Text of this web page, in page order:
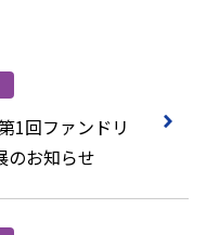
1回ファンドリ
のお知らせ